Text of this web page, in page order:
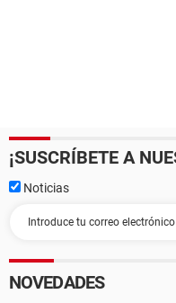
¡SUSCRÍBETE A
Noticias
NOVEDADES